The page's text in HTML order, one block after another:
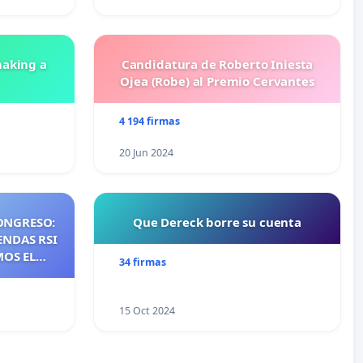
a
Candidatura de Roberto Iniesta
Ojea (Robe) al Premio Cervantes
4 194 firmas
20 Jun 2024
RSI
EL
DE
DE QUE
Que Dereck borre su cuenta
34 firmas
15 Oct 2024